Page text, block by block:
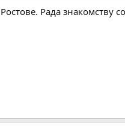
Рада